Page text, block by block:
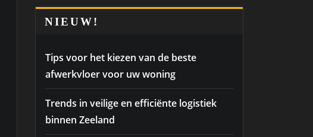
NIEUW!
Tips voor het kiezen van de beste
afwerkvloer voor uw woning
Trends in veilige en efficiënte logistiek
binnen Zeeland